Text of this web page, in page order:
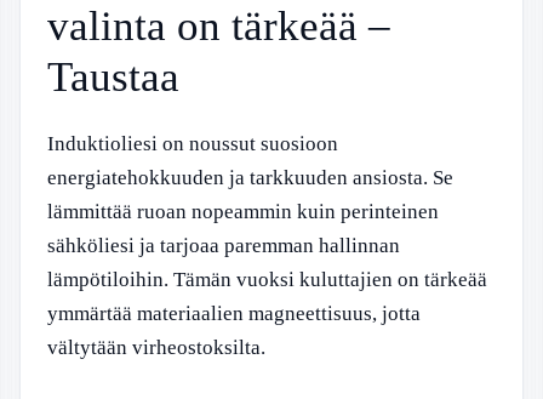
valinta on tärkeää –
Taustaa
Induktioliesi on noussut suosioon
energiatehokkuuden ja tarkkuuden ansiosta. Se
lämmittää ruoan nopeammin kuin perinteinen
sähköliesi ja tarjoaa paremman hallinnan
lämpötiloihin. Tämän vuoksi kuluttajien on tärkeää
ymmärtää materiaalien magneettisuus, jotta
vältytään virheostoksilta.